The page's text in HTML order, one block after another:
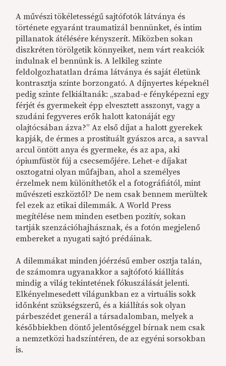
A művészi tökéletességű sajtófotók látványa és
története egyaránt traumatizál bennünket, és intim
pillanatok átélésére kényszerít. Miközben sokan
diszkréten törölgetik könnyeiket, nem várt reakciók
indulnak el bennünk is. A lelkileg szinte
feldolgozhatatlan dráma látványa és saját életünk
kontrasztja szinte borzongató. A díjnyertes képeknél
pedig szinte felkiáltanák: „szabad-e fényképezni egy
férjét és gyermekeit épp elvesztett asszonyt, vagy a
szudáni fegyveres erők halott katonáját egy
olajtócsában ázva?” Az első díjat a halott gyerekek
kapják, de érmes a prostituált gyászos arca, a savval
arcul öntött anya és gyermeke, és az apa, aki
ópiumfüstöt fúj a csecsemőjére. Lehet-e díjakat
osztogatni olyan műfajban, ahol a személyes
érzelmek nem különíthetők el a fotográfiától, mint
művészeti eszköztől? De nem csak bennem merültek
fel ezek az etikai dilemmák. A World Press
megítélése nem minden esetben pozitív, sokan
tartják szenzációhajhásznak, és a fotón megjelenő
embereket a nyugati sajtó prédáinak.
A dilemmákat minden jóérzésű ember osztja talán,
de számomra ugyanakkor a sajtófotó kiállítás
mindig a világ tekintetének fókuszálását jelenti.
Elkényelmesedett világunkban ez a virtuális sokk
időnként szükségszerű, és a kiállítás sok olyan
párbeszédet generál a társadalomban, melyek a
későbbiekben döntő jelentőséggel bírnak nem csak
a nemzetközi hadszíntéren, de az egyéni sorsokban
is.